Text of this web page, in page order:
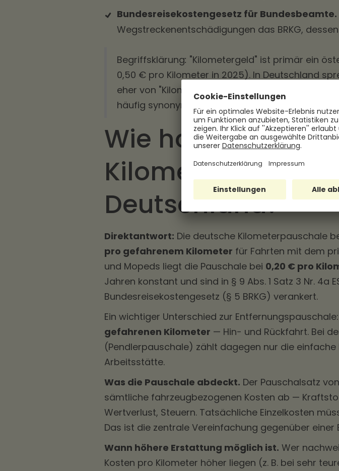
Bundesreisekostengesetz für Bundesbeamte.
Wegstreckenentschädigungen das BRKG,
Begriffsklärung: "Kilometergeld" ist primär ein
0,50 € pro Kilometer in 2025). In Deutschland
eher von "Kilometerpauschale". Die Begriffe
häufig synonym verwendet.
Wie hoch ist das
Kilometergeld
Deutschland?
Direktantwort: Die deutsche Kilometerpauschale
pro gefahrenem Kilometer für Fahrten mit dem
und Mopeds liegt die Pauschale bei 0,20 € pro
Jahren konstant und sind in § 9 Abs. 1 Satz 3 Nr. 4a
Bundesreisekostengesetz (§ 5 BRKG) verankert.
Ein wichtiger Unterschied zur
gefahrenen Kilometer — Hin- und Rückfahrt. Bei
(Pendlerpauschale) zählt dagegen nur die
Arbeitsstätte.
Was die Pauschale abdeckt. Der Pauschalsatz
sämtliche fahrzeugbezogenen Kosten ab —
Wertverlust, Steuern. Tatsächliche Einzelkosten
Das ist die zentrale Vereinfachung gegenüber einer
Wann höhere Erstattung möglich ist. Wer
Kosten pro Kilometer höher liegen (z. B. bei sehr